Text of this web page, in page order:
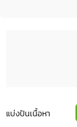
แบ่งปันเนื้อหา